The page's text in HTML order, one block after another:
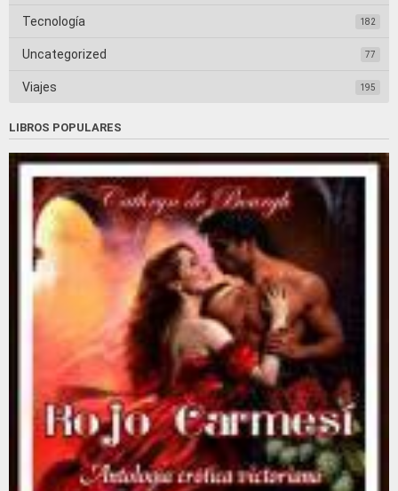
Tecnología 182
Uncategorized 77
Viajes 195
LIBROS POPULARES